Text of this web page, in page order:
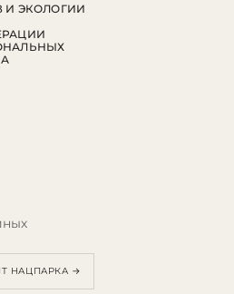
НАЦПАРКА →
И ЭКОЛОГИИ